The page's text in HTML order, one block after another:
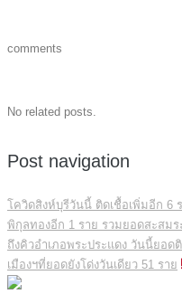
comments
No related posts.
Post navigation
โควิดสิงห์บุรีวันนี้ ติดเชื้อเพิ่มอีก 6
พิกุลทองอีก 1 ราย รวมยอดสะสม
ถึงคิวอำเภอพระประแดง วันนี้ยอด
เมืองฯที่ยอดยังโด่งวันเดียว 51 ราย